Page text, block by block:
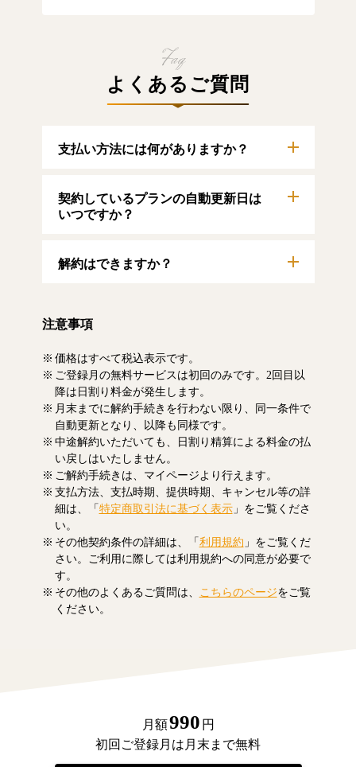
よくあるご質問
支払い方法には何がありますか？
す。
【クレジットカード】
契約しているプランの自動更新日は
いつですか？
ンのご利用期間は、マイページにてご確認い
解約はできますか？
事をお読みいただけます。なお、日割り清算
注意事項
価格はすべて税込表示です。
ご登録月の無料サービスは初回のみです。2回目以
降は日割り料金が発生します。
月末までに解約手続きを行わない限り、同一条件で
自動更新となり、以降も同様です。
中途解約いただいても、日割り精算による料金の払
い戻しはいたしません。
ご解約手続きは、マイページより行えます。
支払方法、支払時期、提供時期、キャンセル等の詳
細は、「特定商取引法に基づく表示」をご覧くださ
い。
その他契約条件の詳細は、「利用規約 」をご覧くだ
さい。ご利用に際しては利用規約への同意が必要で
す。
その他のよくあるご質問は、
こちらのページをご覧
ください。
月額990 円
初回ご登録月は月末まで無料